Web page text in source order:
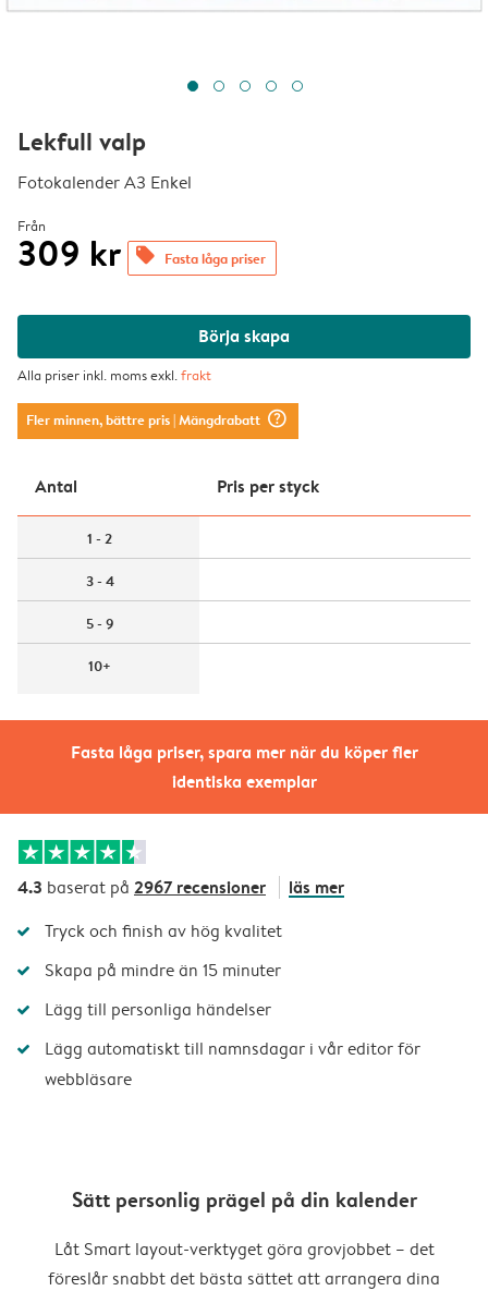
Fasta låga priser, spara mer när du köper fler
identiska exemplar
Lekfull valp
Fotokalender A3 Enkel
Från
309 kr offers Fasta låga priser
Börja skapa
Alla priser inkl. moms exkl.frakt
Fler minnen, bättre pris| Mängdrabatt question_mark_circle
Antal Pris per styck
1 - 2
3 - 4
5 - 9
10+
4.3 baserat på 2967 recensioner läs mer
Tryck och finish av hög kvalitet
Skapa på mindre än 15 minuter
Lägg till personliga händelser
Lägg automatiskt till namnsdagar i vår editor för
webbläsare
Sätt personlig prägel på din kalender
Låt Smart layout-verktyget göra grovjobbet – det
föreslår snabbt det bästa sättet att arrangera dina